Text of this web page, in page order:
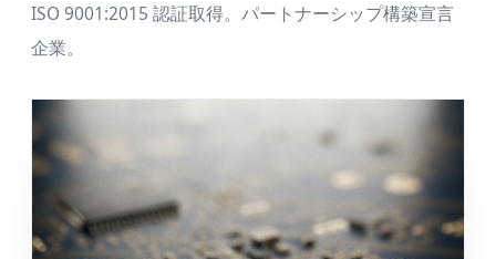
ISO 9001:2015 認証取得。パートナーシップ構築宣言
企業。